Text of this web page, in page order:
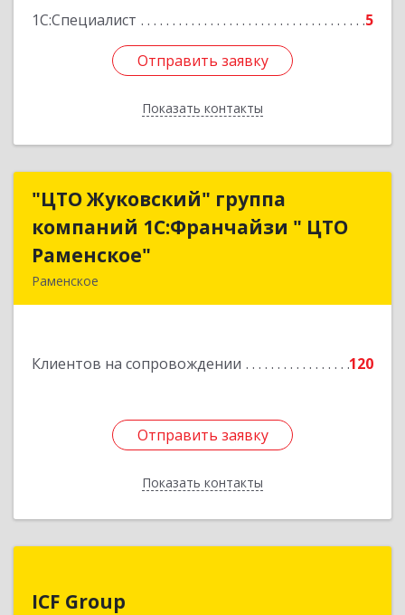
1С:Специалист
5
Отправить заявку
Показать контакты
Отправить заявку
Назад
"ЦТО Жуковский" группа
компаний 1С:Франчайзи " ЦТО
Раменское"
Раменское
Клиентов на сопровождении 120
Отправить заявку
Показать контакты
"ЦТО Жуковский" группа
компаний 1С:Франчайзи " ЦТО
Подробнее
Отправить заявку
Назад
ICF Group